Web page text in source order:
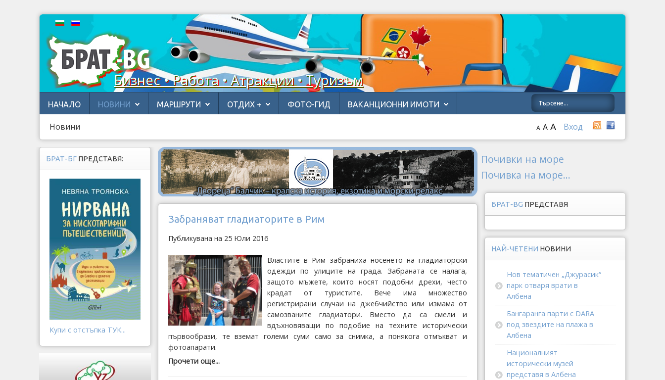
Бизнес • Работа • Атракции • Туризъм
НАЧАЛО НОВИНИ МАРШРУТИ ОТДИХ + ФОТО-ГИД ВАКАНЦИОННИ ИМОТИ
Новини Вход
A A A
Забраняват гладиаторите в Рим
Публикувана на 25 Юли 2016
Властите в Рим забраниха носенето на гладиаторски
одежди по улиците на града. Забраната се налага,
защото мъжете, които носят подобни дрехи, често
крадат от туристите. Вече има множество
регистрирани случаи на джебчийство или измама от
самозваните гладиатори. Вместо да са смели и
вдъхновяващи по подобие на техните исторически
първообрази, те вземат големи суми само за снимка, а понякога отмъкват и
фотоапарати.
Прочети още...
БРАТ-БГ ПРЕДСТАВЯ:
Купи с отстъпка ТУК...
Почивки на море
Почивка на море...
БРАТ-BG ПРЕДСТАВЯ
НАЙ-ЧЕТЕНИ НОВИНИ
Нов тематичен „Джурасик“
парк отваря врати в
Албена
Бангаранга парти с DARA
под звездите на плажа в
Албена
Националният
исторически музей
представя в Албена